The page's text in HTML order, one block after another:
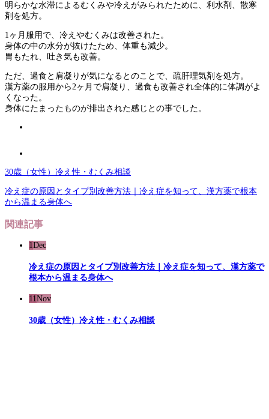
明らかな水滞によるむくみや冷えがみられたために、利水剤、散寒
剤を処方。
1ヶ月服用で、冷えやむくみは改善された。
身体の中の水分が抜けたため、体重も減少。
胃もたれ、吐き気も改善。
ただ、過食と肩凝りが気になるとのことで、疏肝理気剤を処方。
漢方薬の服用から2ヶ月で肩凝り、過食も改善され全体的に体調がよ
くなった。
身体にたまったものが排出された感じとの事でした。
30歳（女性）冷え性・むくみ相談
冷え症の原因とタイプ別改善方法｜冷え症を知って、漢方薬で根本
から温まる身体へ
関連記事
1 Dec
冷え症の原因とタイプ別改善方法｜冷え症を知って、漢方薬で
根本から温まる身体へ
11Nov
30歳（女性）冷え性・むくみ相談